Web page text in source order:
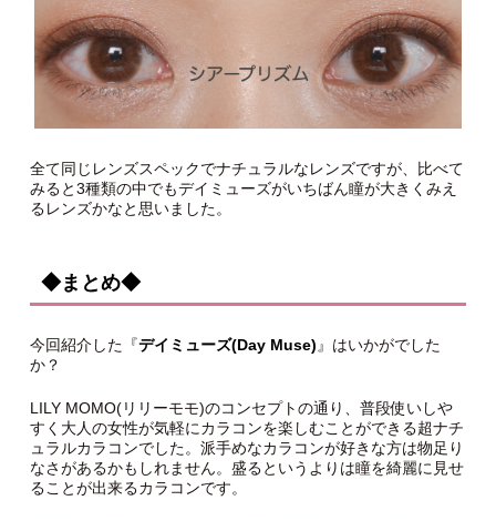
全て同じレンズスペックでナチュラルなレンズですが、比べて
みると3種類の中でもデイミューズがいちばん瞳が大きくみえ
るレンズかなと思いました。
◆まとめ◆
今回紹介した『デイミューズ(Day Muse) 』はいかがでした
か？
LILY MOMO(リリーモモ)のコンセプトの通り、普段使いしや
すく大人の女性が気軽にカラコンを楽しむことができる超ナチ
ュラルカラコンでした。派手めなカラコンが好きな方は物足り
なさがあるかもしれません。盛るというよりは瞳を綺麗に見せ
ることが出来るカラコンです。